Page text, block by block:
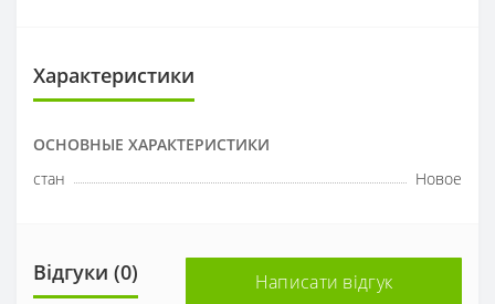
Характеристики
ОСНОВНЫЕ ХАРАКТЕРИСТИКИ
стан
Новое
Відгуки (0) Написати відгук